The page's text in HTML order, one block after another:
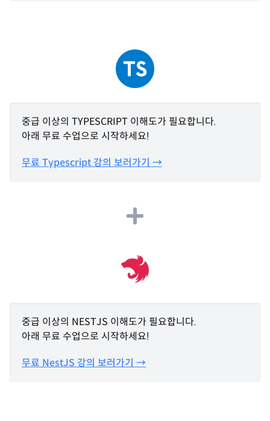
중급 이상의 TYPESCRIPT 이해도가 필요합니다.
아래 무료 수업으로 시작하세요!
무료 Typescript 강의 보러가기 →
중급 이상의 NESTJS 이해도가 필요합니다.
아래 무료 수업으로 시작하세요!
무료 NestJS 강의 보러가기 →